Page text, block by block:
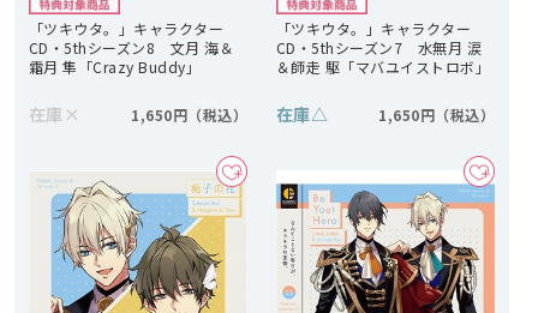
「ツキウタ。」キャラクター
CD・5thシーズン8 文月 海＆
霜月 隼「Crazy Buddy」
在庫 × 1,650円
「ツキウタ。」キャラクター
CD・5thシーズン7 水無月 涙
＆師走 駆「マバユイストロボ」
在庫△ 1,650円